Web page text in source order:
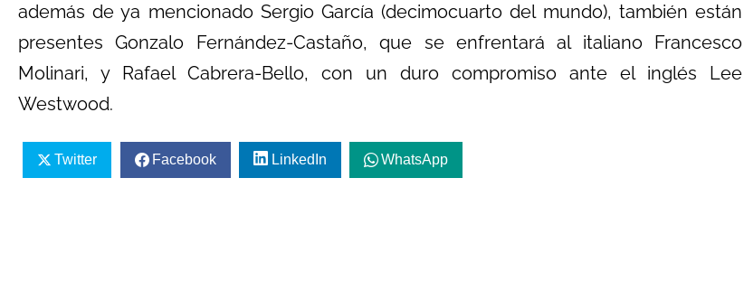
además de ya mencionado Sergio García (decimocuarto del mundo), también están
presentes Gonzalo Fernández-Castaño, que se enfrentará al italiano Francesco
Molinari, y Rafael Cabrera-Bello, con un duro compromiso ante el inglés Lee
Westwood.
Twitter Facebook LinkedIn WhatsApp